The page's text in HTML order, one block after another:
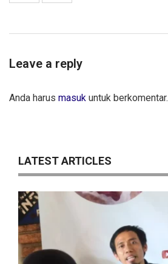
Leave a reply
Anda harus masuk untuk berkomentar.
LATEST ARTICLES